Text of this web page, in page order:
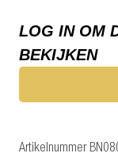
LOG IN OM
BEKIJKEN
Artikelnummer